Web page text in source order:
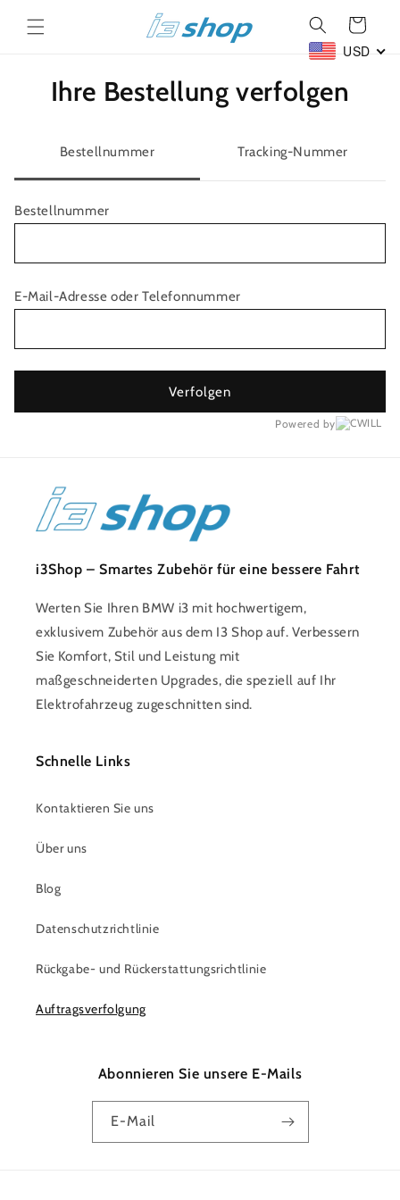
zum
Inhalt
Warenkorb
USD
Ihre Bestellung verfolgen
Bestellnummer Tracking-Nummer
Bestellnummer
E-Mail-Adresse oder Telefonnummer
Verfolgen
Powered by
i3Shop – Smartes Zubehör für eine bessere Fahrt
Werten Sie Ihren BMW i3 mit hochwertigem,
exklusivem Zubehör aus dem I3 Shop auf. Verbessern
Sie Komfort, Stil und Leistung mit
maßgeschneiderten Upgrades, die speziell auf Ihr
Elektrofahrzeug zugeschnitten sind.
Schnelle Links
Kontaktieren Sie uns
Über uns
Blog
Datenschutzrichtlinie
Rückgabe- und Rückerstattungsrichtlinie
Auftragsverfolgung
Abonnieren Sie unsere E-Mails
E-Mail